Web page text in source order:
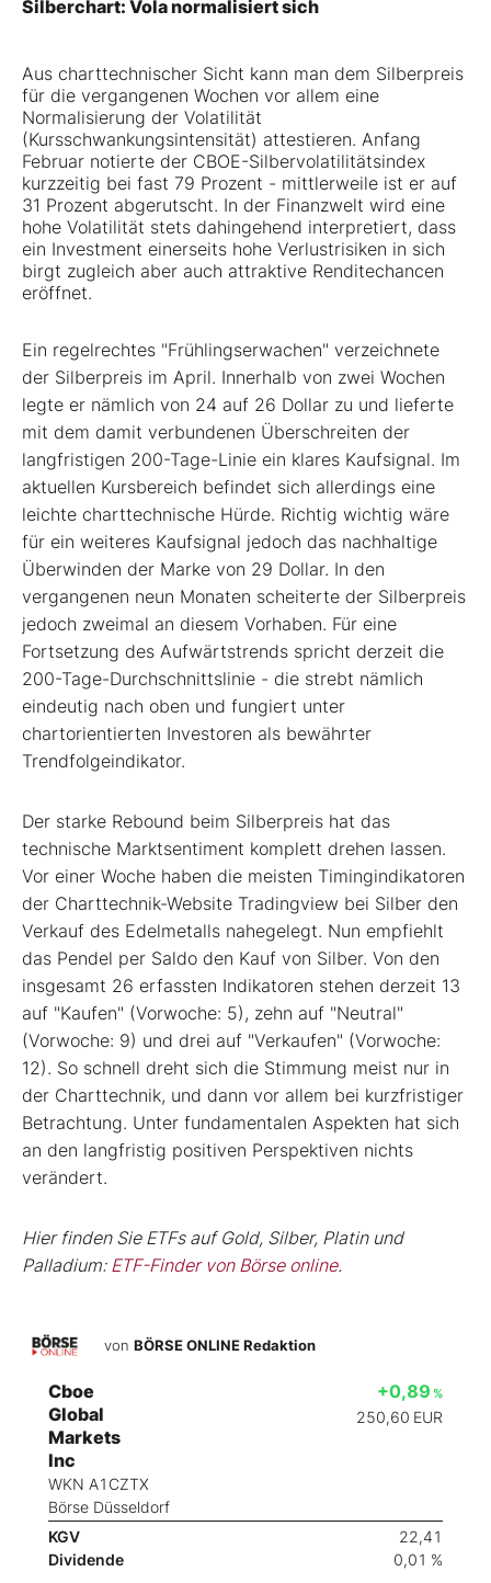
Silberchart: Vola normalisiert sich
Aus charttechnischer Sicht kann man dem Silberpreis
für die vergangenen Wochen vor allem eine
Normalisierung der Volatilität
(Kursschwankungsintensität) attestieren. Anfang
Februar notierte der CBOE-Silbervolatilitätsindex
kurzzeitig bei fast 79 Prozent - mittlerweile ist er auf
31 Prozent abgerutscht. In der Finanzwelt wird eine
hohe Volatilität stets dahingehend interpretiert, dass
ein Investment einerseits hohe Verlustrisiken in sich
birgt zugleich aber auch attraktive Renditechancen
eröffnet.
Ein regelrechtes "Frühlingserwachen" verzeichnete
der Silberpreis im April. Innerhalb von zwei Wochen
legte er nämlich von 24 auf 26 Dollar zu und lieferte
mit dem damit verbundenen Überschreiten der
langfristigen 200-Tage-Linie ein klares Kaufsignal. Im
aktuellen Kursbereich befindet sich allerdings eine
leichte charttechnische Hürde. Richtig wichtig wäre
für ein weiteres Kaufsignal jedoch das nachhaltige
Überwinden der Marke von 29 Dollar. In den
vergangenen neun Monaten scheiterte der Silberpreis
jedoch zweimal an diesem Vorhaben. Für eine
Fortsetzung des Aufwärtstrends spricht derzeit die
200-Tage-Durchschnittslinie - die strebt nämlich
eindeutig nach oben und fungiert unter
chartorientierten Investoren als bewährter
Trendfolgeindikator.
Der starke Rebound beim Silberpreis hat das
technische Marktsentiment komplett drehen lassen.
Vor einer Woche haben die meisten Timingindikatoren
der Charttechnik-Website Tradingview bei Silber den
Verkauf des Edelmetalls nahegelegt. Nun empfiehlt
das Pendel per Saldo den Kauf von Silber. Von den
insgesamt 26 erfassten Indikatoren stehen derzeit 13
auf "Kaufen" (Vorwoche: 5), zehn auf "Neutral"
(Vorwoche: 9) und drei auf "Verkaufen" (Vorwoche:
12). So schnell dreht sich die Stimmung meist nur in
der Charttechnik, und dann vor allem bei kurzfristiger
Betrachtung. Unter fundamentalen Aspekten hat sich
an den langfristig positiven Perspektiven nichts
verändert.
Hier finden Sie ETFs auf Gold, Silber, Platin und
Palladium: ETF-Finder von Börse online.
von BÖRSE ONLINE Redaktion
Cboe
Global
Markets
Inc
WKN A1CZTX
Börse Düsseldorf
+0,89 %
250,60 EUR
KGV
22,41
Dividende
0,01 %